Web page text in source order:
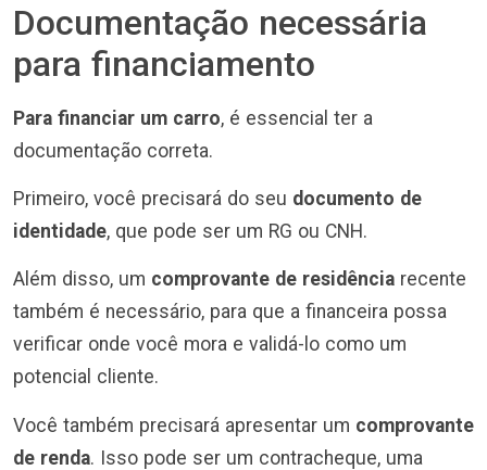
Documentação necessária
para financiamento
Para financiar um carro, é essencial ter a
documentação correta.
Primeiro, você precisará do seu documento de
identidade, que pode ser um RG ou CNH.
Além disso, um comprovante de residência recente
também é necessário, para que a financeira possa
verificar onde você mora e validá-lo como um
potencial cliente.
Você também precisará apresentar um comprovante
de renda. Isso pode ser um contracheque, uma